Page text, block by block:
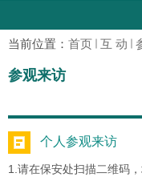
当前位置： 首页 互 动
参观来访
个人参观来访
1.请在保安处扫描二维码